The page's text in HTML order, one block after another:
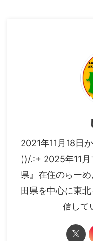
目立つ感じなので、すぐ見つ
と思います！ 駐車場は、お店
正面と横側にあります。 こ ...
2021年11月18日
))/.:+ 2025年11月
県』在住のらー
田県を中心に東